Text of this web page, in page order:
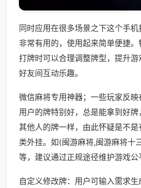
同时应用在很多场景之下这个手
非常有用的，使用起来简单便捷
打牌时可以合理调整牌型，提升
好友间互动乐趣。
微信麻将专用神器；一些玩家反
用户的牌特别好，总是能拿到好牌
其他人的牌一样，由此怀疑是不
类外挂。如(闽游麻将,闽游麻将十
等，建议通过正规途径维护游戏公
自定义修改牌：用户可输入需求生